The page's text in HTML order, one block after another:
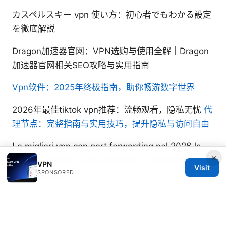
カスペルスキー vpn 使い方：初心者でもわかる設定
を徹底解説
Dragon加速器官网：VPN选购与使用全解｜Dragon
加速器官网相关SEO攻略与实用指南
Vpn软件：2025年终极指南，助你畅游数字世界
2026年最佳tiktok vpn推荐：流畅观看，隐私无忧 代
理节点：完整指南与实用技巧，提升隐私与访问自由
Le migliori vpn con port forwarding nel 2026 la
guida completa: guida definitiva, confronto prezzi
e consigli pratici
×
VPN
SPONSORED
Visit